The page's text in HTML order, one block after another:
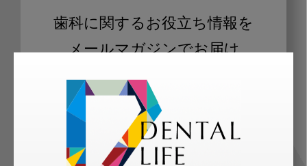
歯科に関するお役立ち情報を
メールマガジンでお届け
ご登録いただいた職種（歯科医師、歯
科衛生士、歯科技工士）に合わせた内